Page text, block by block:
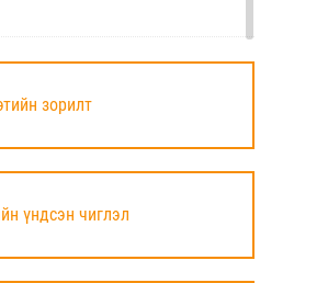
АЛБАН ХААГЧИЙГ
ӨРГӨЛӨӨ
зорилт
үндсэн чиглэл